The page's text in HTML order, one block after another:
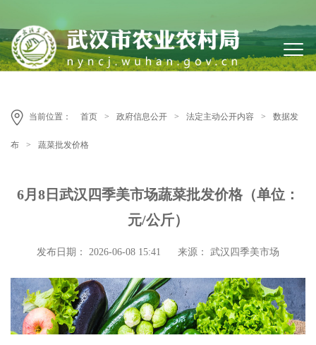
当前位置： 首页 > 政府信息公开 > 法定主动公开内容 > 数据发
布 > 蔬菜批发价格
6月8日武汉四季美市场蔬菜批发价格（单位：
元/公斤）
发布日期： 2026-06-08 15:41 来源： 武汉四季美市场